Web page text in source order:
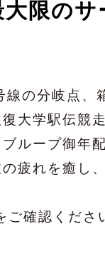
大限の
線の分岐点
大学駅伝競
ループ御年
疲れを癒し
ご確認くださ